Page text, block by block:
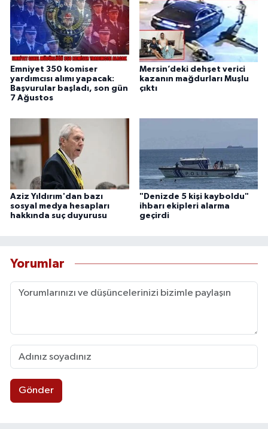
Emniyet 350 komiser
yardımcısı alımı yapacak:
Başvurular başladı, son gün
7 Ağustos
Mersin’deki dehşet verici
kazanın mağdurları Muşlu
çıktı
Aziz Yıldırım'dan bazı
sosyal medya hesapları
hakkında suç duyurusu
"Denizde 5 kişi kayboldu"
ihbarı ekipleri alarma
geçirdi
Yorumlar
Gönder